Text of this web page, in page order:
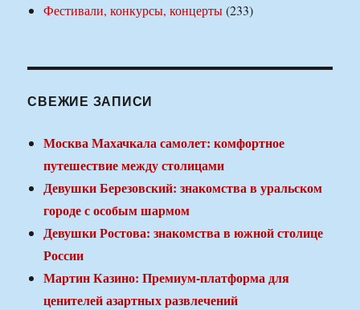
Фестивали, конкурсы, концерты(233)
СВЕЖИЕ ЗАПИСИ
Москва Махачкала самолет: комфортное
путешествие между столицами
Девушки Березовский: знакомства в уральском
городе с особым шармом
Девушки Ростова: знакомства в южной столице
России
Мартин Казино: Премиум-платформа для
ценителей азартных развлечений